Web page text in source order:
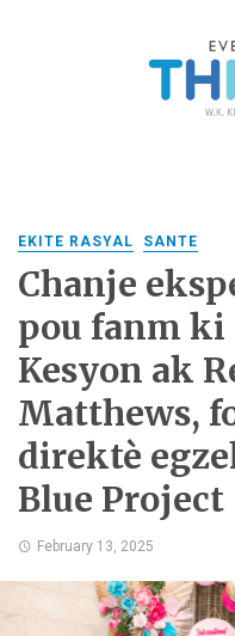
EKITE RASYAL SANTE
Chanje
pou fanm ki
Kesyon ak
Matthews,
direktè
Blue Project
February 13, 2025